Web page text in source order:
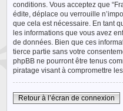
conditions. Vous acceptez que
édite, déplace ou verrouille
que cela est nécessaire. En tant
les informations que vous avez
de données. Bien que ces
tierce partie sans votre
phpBB ne pourront être tenus
piratage visant à compromettre
Retour à l’écran de connexion